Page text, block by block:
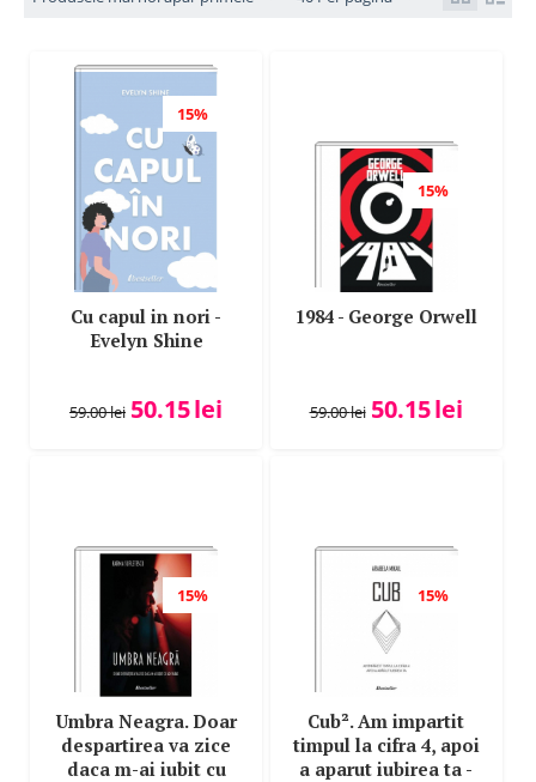
15%
Cu capul in nori -
Evelyn Shine
59.00lei 50.15lei
15%
1984 - George Orwell
59.00lei 50.15lei
15%
Umbra Neagra. Doar
despartirea va zice
daca m-ai iubit cu
15%
Cub². Am impartit
timpul la cifra 4, apoi
a aparut iubirea ta -